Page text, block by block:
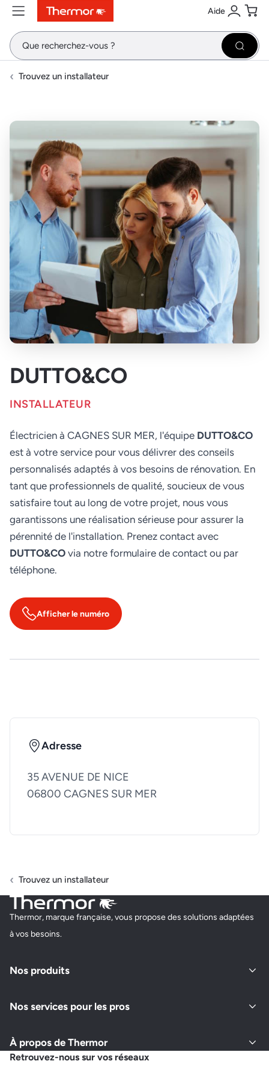
ContenuMenuRecherche Aide
Se
Trouvez un installateur
DUTTO&CO
INSTALLATEUR
Électricien à CAGNES SUR MER, l'équipe DUTTO&CO
est à votre service pour vous délivrer des conseils
personnalisés adaptés à vos besoins de rénovation. En
tant que professionnels de qualité, soucieux de vous
satisfaire tout au long de votre projet, nous vous
garantissons une réalisation sérieuse pour assurer la
pérennité de l'installation. Prenez contact avec
DUTTO&CO via notre formulaire de contact ou par
téléphone.
Afficher le numéro
Adresse
35 AVENUE DE NICE
06800 CAGNES SUR MER
Trouvez un installateur
Thermor, marque française, vous propose des solutions adaptées
à vos besoins.
Nos produits
Nos services pour les pros
À propos de Thermor
Retrouvez-nous sur vos réseaux